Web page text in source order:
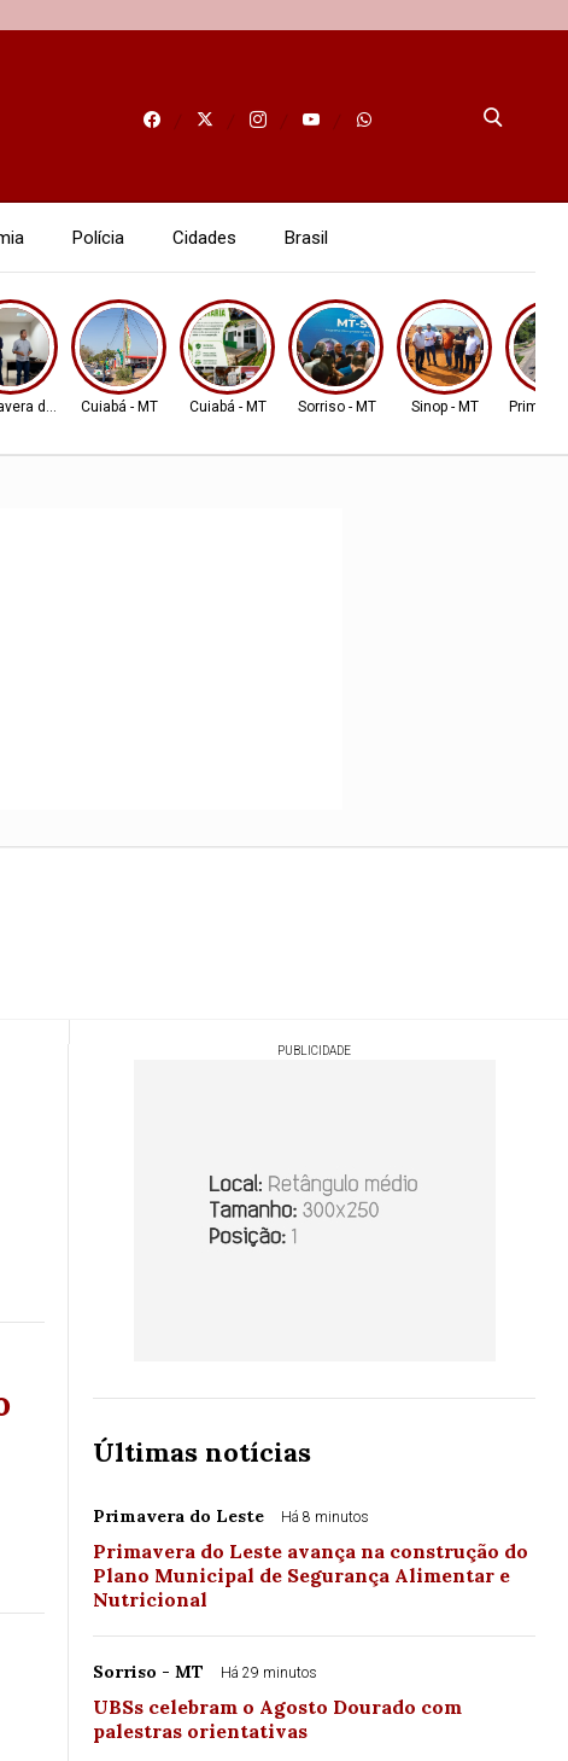
Polícia Cidades Brasil
do LesteCuiabá - MT Cuiabá - MT Sorriso - MT Sinop - MT
PUBLICIDADE
Últimas notícias
Primavera do Leste Há 8 minutos
Primavera do Leste avança na construção do
Plano Municipal de Segurança Alimentar e
Nutricional
Sorriso - MT Há 29 minutos
UBSs celebram o Agosto Dourado com
palestras orientativas